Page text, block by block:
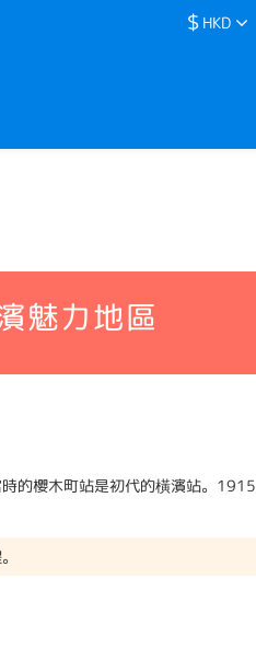
$ HKD
魅力地區
的櫻木町站是初代的橫濱站。1915